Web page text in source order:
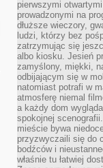
pierwszymi
prowadzonymi na
dłuższe wieczory,
ludzi, którzy bez
zatrzymując się
albo kiosku. Jesień
zamyślony, miękki,
odbijającym się w
natomiast potrafi w
atmosferę niemal
a każdy dom
spokojnej
mieście bywa
przyzwyczaili się do
bodźców i
właśnie tu łatwiej